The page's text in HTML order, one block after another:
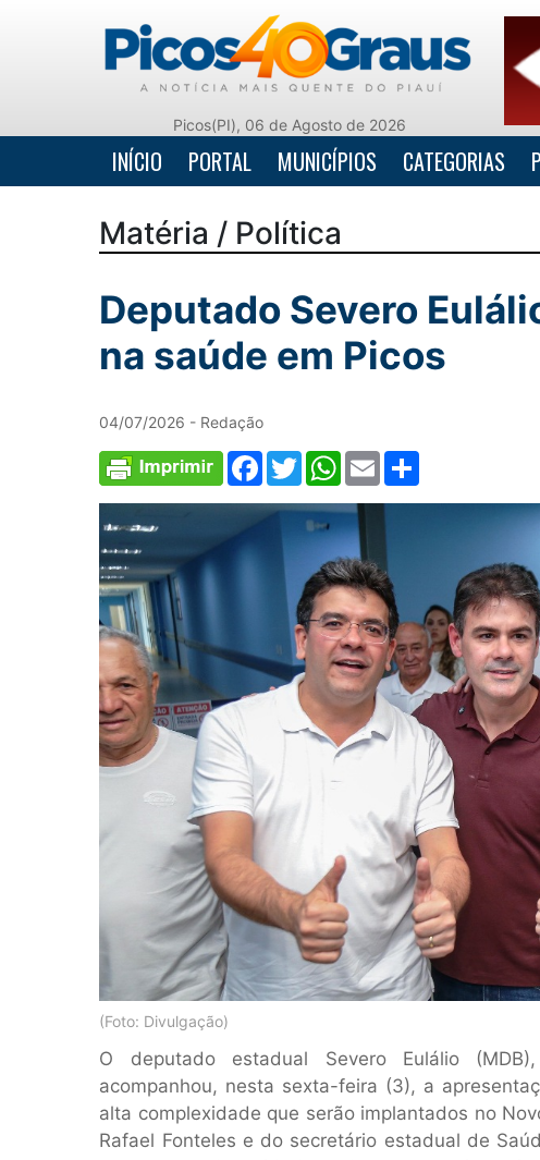
Picos(PI), 06 de Agosto de 2026
INÍCIO PORTAL MUNICÍPIOS CATEGORIAS
Matéria / Política
Deputado Severo
na saúde em Picos
04/07/2026 - Redação
Facebook
TwitterWhatsApp
Email
(Foto: Divulgação)
O deputado estadual Severo Eulálio
acompanhou, nesta sexta-feira (3), a
alta complexidade que serão implantados no
Rafael Fonteles e do secretário estadual de